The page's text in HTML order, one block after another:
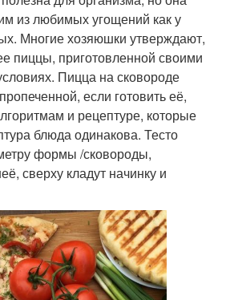
Пицца с солеными
огурцами
из любимых угощений как у
Многие хозяюшки утверждают,
пиццы, приготовленной своими
Пицца на сковороде
если готовить её,
и рецептуре, которые
блюда одинакова. Тесто
формы /сковороды,
сверху кладут начинку и